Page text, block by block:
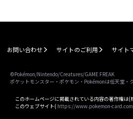
お問い合わせ サイトのご利用 サイト
©Pokémon/Nintendo/Creatures/GAME FREAK
ポケットモンスター・ポケモン・Pokémonは任天堂・
このホームページに掲載されている内容の著作権は
このウェブサイト( https://www.pokemon-